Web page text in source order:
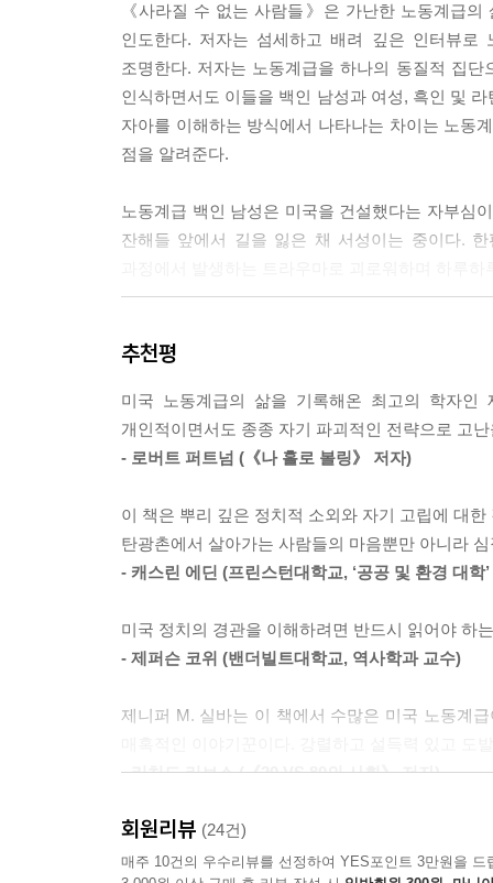
다시금 현혹되는 현상은 이들이 자기 주위에 쌓
--- p.274
불신의 태도를 학습한 그는 “우리 사람들”에 대
작해 폭넓은 사회 기관으로 확장된다.
--- p.275
내면을 향하고, 자신의 치유와 변화에 골몰하는
다 보면 구조적 장애물은 집단행동보다는 의지를
개인의 곤란과 집단행동을 매개하는 “계급” 정체
차 하지 않는 후기 산업 사회의 극악무도한 분열
--- p.317
육과 의료 서비스 같은 사회 제도를 그리고 다른
--- p.317
서, 새로운 의례에서, 동맹 관계의 변화에서 말이다.
--- p.331)
이 책에 등장하는 노동계급 인간 군상은 인종주
이들의 증언으로 판단컨대, 노동계급 가정에 우호
융 엘리트와 정치 엘리트의 결탁을 서슴지 않고
《사라질 수 없는 사람들》은 가난한 노동계급
인도한다. 저자는 섬세하고 배려 깊은 인터뷰로
조명한다. 저자는 노동계급을 하나의 동질적 집
인식하면서도 이들을 백인 남성과 여성, 흑인 및
자아를 이해하는 방식에서 나타나는 차이는 노동
점을 알려준다.
노동계급 백인 남성은 미국을 건설했다는 자부심
잔해들 앞에서 길을 잃은 채 서성이는 중이다. 한
과거를 걷어내고 아이들의 밝은 미래를 만들어가
홀로 설 가능성을 모색하기도 한다.
사회 제도의 붕괴, 불평등의 고조, 정치적 소외…
저자는 노동계급 내부의 차이를 섬세히 검토하
공유한다. 가난한 노동계급은 그 어느 때보다
탐닉하고 개별적으로 구원을 갈구한다.
적극적으로 수용한다. 나아가 별다른 노력 없이
이 모든 것의 근원에는 고통이 있다. 저자는 자조,
토대로 새로운 정치적 가능성을 탐색한다. 불완
추천평
미국 노동계급의 삶을 기록해온 최고의 학자
개인적이면서도 종종 자기 파괴적인 전략으로 고
- 로버트 퍼트넘 (《나 홀로 볼링》 저자)
이 책은 뿌리 깊은 정치적 소외와 자기 고립에 대
탄광촌에서 살아가는 사람들의 마음뿐만 아니라
- 캐스린 에딘 (프린스턴대학교, ‘공공 및 환경 대학
미국 정치의 경관을 이해하려면 반드시 읽어야 하
- 제퍼슨 코위 (밴더빌트대학교, 역사학과 교수)
제니퍼 M. 실바는 이 책에서 수많은 미국 노동계
- 리처드 리브스 (《20 VS 80의 사회》 저자)
이 책은 미국 노동계급이 경험하는 고통과 이 고
- 앤드루 셜린 (존스홉킨스대학교, 사회학과 교수)
회원리뷰 (24건)
매주 10건의 우수리뷰를 선정하여 YES포인트 3만원을 드